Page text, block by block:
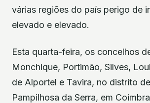
várias regiões do país perigo de
elevado e elevado.
Esta quarta-feira, os concelhos
Monchique, Portimão, Silves,
de Alportel e Tavira, no distrito
Pampilhosa da Serra, em